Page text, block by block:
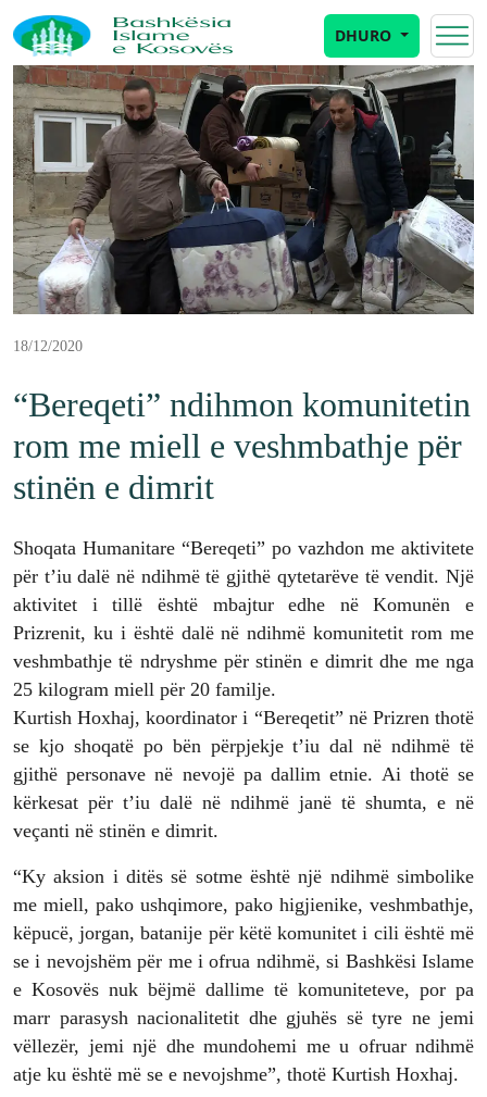
DHURO
18/12/2020
“Bereqeti” ndihmon komunitetin
rom me miell e veshmbathje për
stinën e dimrit
Shoqata Humanitare “Bereqeti” po vazhdon me aktivitete
për t’iu dalë në ndihmë të gjithë qytetarëve të vendit. Një
aktivitet i tillë është mbajtur edhe në Komunën e
Prizrenit, ku i është dalë në ndihmë komunitetit rom me
veshmbathje të ndryshme për stinën e dimrit dhe me nga
25 kilogram miell për 20 familje.
Kurtish Hoxhaj, koordinator i “Bereqetit” në Prizren thotë
se kjo shoqatë po bën përpjekje t’iu dal në ndihmë të
gjithë personave në nevojë pa dallim etnie. Ai thotë se
kërkesat për t’iu dalë në ndihmë janë të shumta, e në
veçanti në stinën e dimrit.
“Ky aksion i ditës së sotme është një ndihmë simbolike
me miell, pako ushqimore, pako higjienike, veshmbathje,
këpucë, jorgan, batanije për këtë komunitet i cili është më
se i nevojshëm për me i ofrua ndihmë, si Bashkësi Islame
e Kosovës nuk bëjmë dallime të komuniteteve, por pa
marr parasysh nacionalitetit dhe gjuhës së tyre ne jemi
vëllezër, jemi një dhe mundohemi me u ofruar ndihmë
atje ku është më se e nevojshme”, thotë Kurtish Hoxhaj.